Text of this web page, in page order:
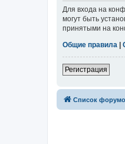
Для входа на
могут быть
принятыми на
Общие правила |
Регистрация
Список